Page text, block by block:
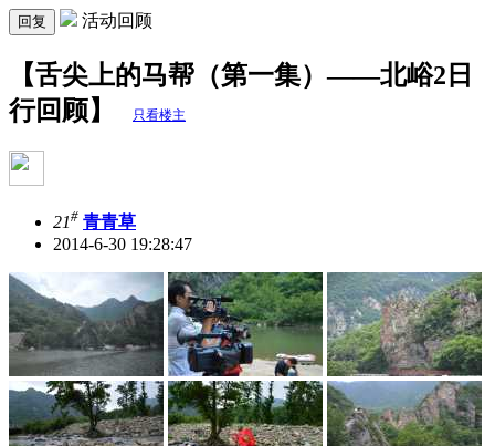
回复 活动回顾
【舌尖上的马帮（第一集）——北峪2日
行回顾】
只看楼主
21# 青青草
2014-6-30 19:28:47